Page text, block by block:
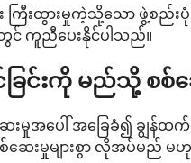
ထွားမှုကဲ့သို့သော ဖွဲ့စည်းပုံပြ
တွင် ကူညီပေးနိုင်ပါသည်။
င်ခြင်းကို မည်သို့ စ
အပေါ် အခြေခံ၍ ချွန်ထက်
ေးမှုများစွာ လိုအပ်မည် မဟု